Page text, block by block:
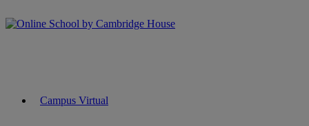
Campus Virtual